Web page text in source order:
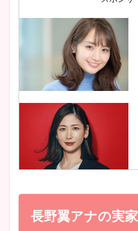
長野翼アナの実